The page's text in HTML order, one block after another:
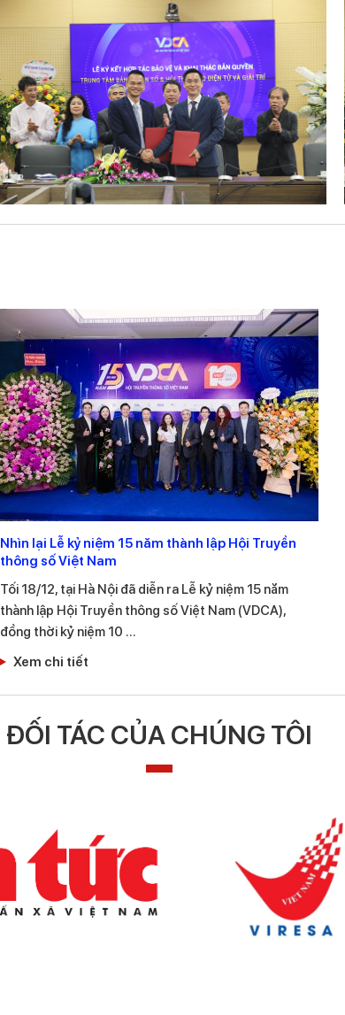
Nhìn lại Lễ kỷ niệm 15 năm thành lập Hội Truyền
thông số Việt Nam
Tối 18/12, tại Hà Nội đã diễn ra Lễ kỷ niệm 15 năm
thành lập Hội Truyền thông số Việt Nam (VDCA),
đồng thời kỷ niệm 10 …
Xem chi tiết
ĐỐI TÁC CỦA CHÚNG TÔI